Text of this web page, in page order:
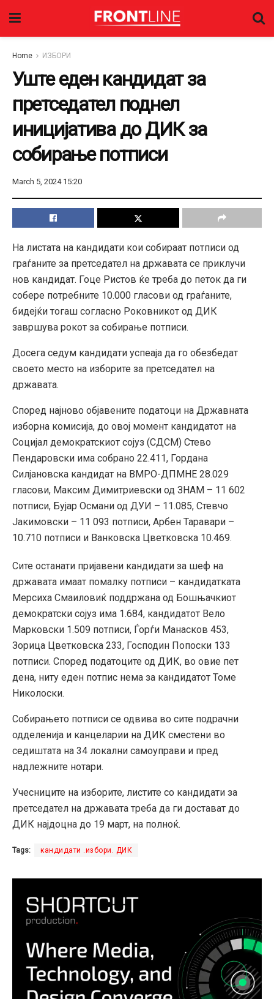
Home ИЗБОРИ
Уште еден кандидат за
претседател поднел
иницијатива до ДИК за
собирање потписи
March 5, 2024 15:20
На листата на кандидати кои собираат потписи од
граѓаните за претседател на државата се приклучи
нов кандидат. Гоце Ристов ќе треба до петок да ги
собере потребните 10.000 гласови од граѓаните,
бидејќи тогаш согласно Роковникот од ДИК
завршува рокот за собирање потписи.
Досега седум кандидати успеаја да го обезбедат
своето место на изборите за претседател на
државата.
Според најново објавените податоци на Државната
изборна комисија, до овој момент кандидатот на
Социјал демократскиот сојуз (СДСМ) Стево
Пендаровски има собрано 22.411, Гордана
Силјановска кандидат на ВМРО-ДПМНЕ 28.029
гласови, Максим Димитриевски од ЗНАМ – 11 602
потписи, Бујар Османи од ДУИ – 11.085, Стевчо
Јакимовски – 11 093 потписи, Арбен Таравари –
10.710 потписи и Ванковска Цветковска 10.469.
Сите останати пријавени кандидати за шеф на
државата имаат помалку потписи – кандидатката
Мерсиха Смаиловиќ поддржана од Бошњачкиот
демократски сојуз има 1.684, кандидатот Вело
Марковски 1.509 потписи, Ѓорѓи Манасков 453,
Зорица Цветковска 233, Господин Попоски 133
потписи. Според податоците од ДИК, во овие пет
дена, ниту еден потпис нема за кандидатот Томе
Николоски.
Собирањето потписи се одвива во сите подрачни
одделенија и канцеларии на ДИК сместени во
седиштата на 34 локални самоуправи и пред
надлежните нотари.
Учесниците на изборите, листите со кандидати за
претседател на државата треба да ги достават до
ДИК најдоцна до 19 март, на полноќ.
Tags: кандидати .избори. ДИК